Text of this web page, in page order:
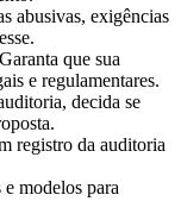
abusivas, exigências
que sua
e regulamentares.
decida se
registro da auditoria
modelos para